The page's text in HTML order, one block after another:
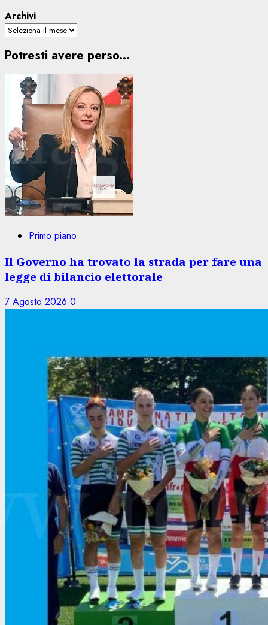
Archivi
Potresti avere perso...
Primo piano
Il Governo ha trovato la strada per fare una
legge di bilancio elettorale
7 Agosto 2026 0